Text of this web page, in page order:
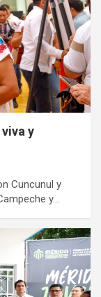
y
Cuncunul y
y…